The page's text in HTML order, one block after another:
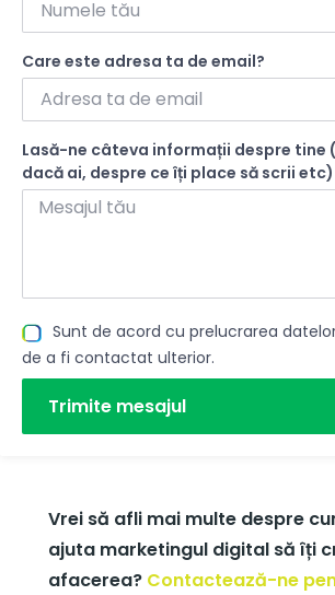
Care este adresa ta de email?
Lasă-ne câteva informații despre tine
dacă ai, despre ce îți place să scrii etc)
Sunt de acord cu prelucrarea
de a fi contactat ulterior.
Trimite mesajul
Vrei să afli mai multe despre
ajuta marketingul digital să îți
afacerea? Contactează-ne